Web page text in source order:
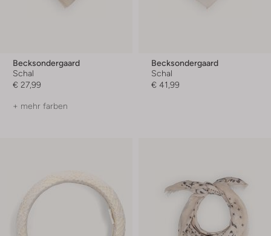
Becksondergaard
Schal
€ 27,99
+ mehr farben
Becksondergaard
Schal
€ 41,99